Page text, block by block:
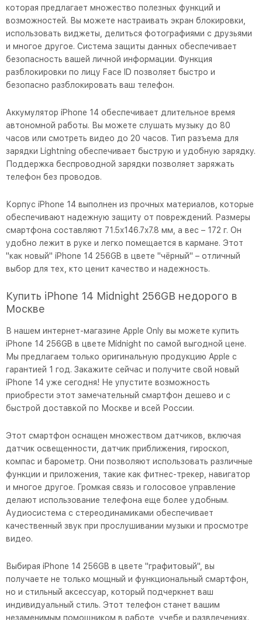
которая предлагает множество полезных функций и
возможностей. Вы можете настраивать экран блокировки,
использовать виджеты, делиться фотографиями с друзьями
и многое другое. Система защиты данных обеспечивает
безопасность вашей личной информации. Функция
разблокировки по лицу Face ID позволяет быстро и
безопасно разблокировать ваш телефон.
Аккумулятор iPhone 14 обеспечивает длительное время
автономной работы. Вы можете слушать музыку до 80
часов или смотреть видео до 20 часов. Тип разъема для
зарядки Lightning обеспечивает быструю и удобную зарядку.
Поддержка беспроводной зарядки позволяет заряжать
телефон без проводов.
Корпус iPhone 14 выполнен из прочных материалов, которые
обеспечивают надежную защиту от повреждений. Размеры
смартфона составляют 71.5x146.7x7.8 мм, а вес – 172 г. Он
удобно лежит в руке и легко помещается в кармане. Этот
"как новый" iPhone 14 256GB в цвете "чёрный" – отличный
выбор для тех, кто ценит качество и надежность.
Купить iPhone 14 Midnight 256GB недорого в
Москве
В нашем интернет-магазине Apple Only вы можете купить
iPhone 14 256GB в цвете Midnight по самой выгодной цене.
Мы предлагаем только оригинальную продукцию Apple с
гарантией 1 год. Закажите сейчас и получите свой новый
iPhone 14 уже сегодня! Не упустите возможность
приобрести этот замечательный смартфон дешево и с
быстрой доставкой по Москве и всей России.
Этот смартфон оснащен множеством датчиков, включая
датчик освещенности, датчик приближения, гироскоп,
компас и барометр. Они позволяют использовать различные
функции и приложения, такие как фитнес-трекер, навигатор
и многое другое. Громкая связь и голосовое управление
делают использование телефона еще более удобным.
Аудиосистема с стереодинамиками обеспечивает
качественный звук при прослушивании музыки и просмотре
видео.
Выбирая iPhone 14 256GB в цвете "графитовый", вы
получаете не только мощный и функциональный смартфон,
но и стильный аксессуар, который подчеркнет ваш
индивидуальный стиль. Этот телефон станет вашим
незаменимым помощником в работе, учебе и развлечениях.